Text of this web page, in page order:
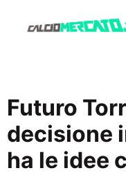
Futuro
decisione
ha le idee